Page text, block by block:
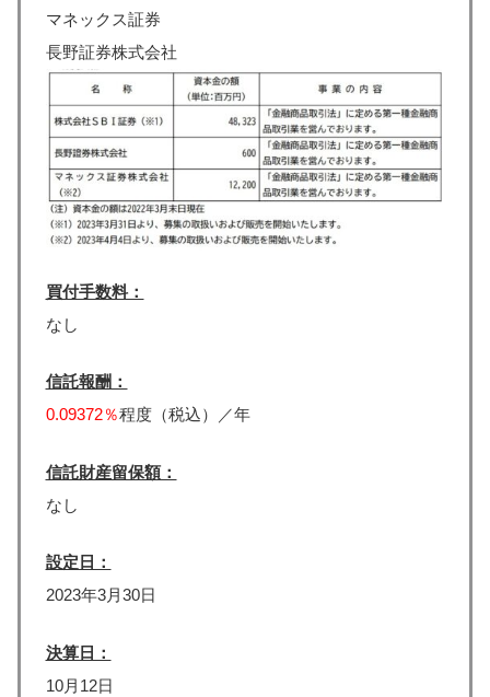
マネックス証券
長野証券株式会社
買付手数料：
なし
信託報酬：
0.09372％程度（税込）／年
信託財産留保額：
なし
設定日：
2023年3月30日
決算日：
10月12日